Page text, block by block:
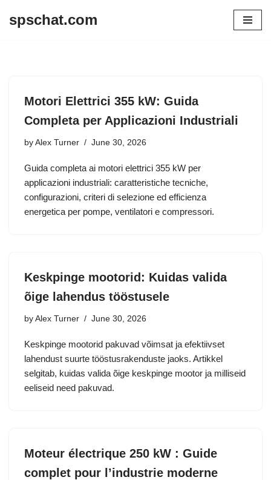
spschat.com
Motori Elettrici 355 kW: Guida
Completa per Applicazioni Industriali
by Alex Turner June 30, 2026
Guida completa ai motori elettrici 355 kW per
applicazioni industriali: caratteristiche tecniche,
configurazioni, criteri di selezione ed efficienza
energetica per pompe, ventilatori e compressori.
Keskpinge mootorid: Kuidas valida
õige lahendus tööstusele
by Alex Turner June 30, 2026
Keskpinge mootorid pakuvad võimsat ja efektiivset
lahendust suurte tööstusrakenduste jaoks. Artikkel
selgitab, kuidas valida õige keskpinge mootor ja milliseid
eeliseid need pakuvad.
Moteur électrique 250 kW : Guide
complet pour l’industrie moderne